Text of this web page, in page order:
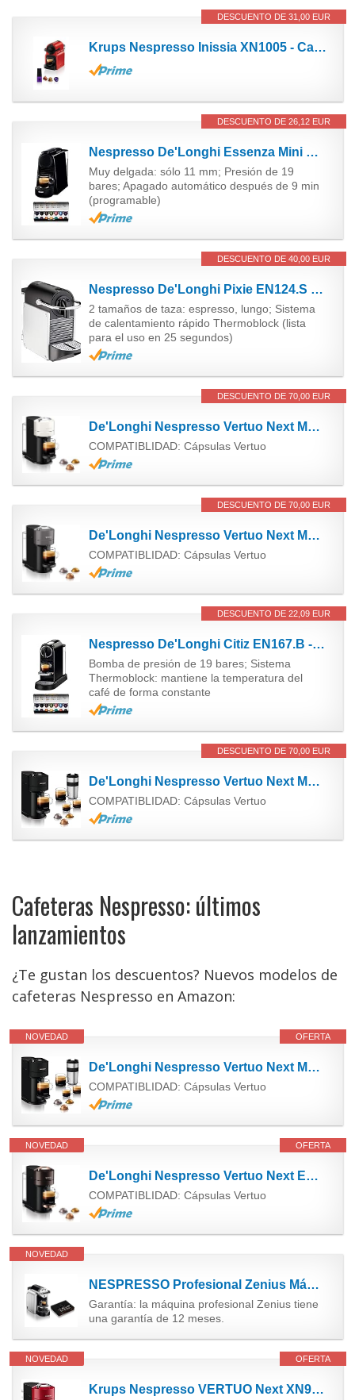
DESCUENTO DE 31,00 EUR
Krups Nespresso Inissia XN1005 - Cafetera monodosis de cápsulas Nespresso, 19 bares, apagado...
DESCUENTO DE 26,12 EUR
Nespresso De'Longhi Essenza Mini EN85.B - Cafetera monodosis de cápsulas Nespresso, compacta, 19...
Muy delgada: sólo 11 mm; Presión de 19
bares; Apagado automático después de 9 min
(programable)
DESCUENTO DE 40,00 EUR
Nespresso De'Longhi Pixie EN124.S Cafetera monodosis cápsulas, 19 Bares, depósito Agua 0.7 L,...
2 tamaños de taza: espresso, lungo; Sistema
de calentamiento rápido Thermoblock (lista
para el uso en 25 segundos)
DESCUENTO DE 70,00 EUR
De'Longhi Nespresso Vertuo Next Máquina de Café y Espresso con WIFI y Bluetooth, Cafetera...
COMPATIBLIDAD: Cápsulas Vertuo
DESCUENTO DE 70,00 EUR
De'Longhi Nespresso Vertuo Next Máquina de Café y Espresso con WIFI y Bluetooth, Cafetera...
COMPATIBLIDAD: Cápsulas Vertuo
DESCUENTO DE 22,09 EUR
Nespresso De'Longhi Citiz EN167.B - Cafetera monodosis de cápsulas Nespresso, compacta, 19 bares,...
Bomba de presión de 19 bares; Sistema
Thermoblock: mantiene la temperatura del
café de forma constante
DESCUENTO DE 70,00 EUR
De'Longhi Nespresso Vertuo Next Máquina de Café y Espresso con WIFI y Bluetooth, Cafetera...
COMPATIBLIDAD: Cápsulas Vertuo
Cafeteras Nespresso: últimos
lanzamientos
¿Te gustan los descuentos? Nuevos modelos de
cafeteras Nespresso en Amazon:
OFERTA
NOVEDAD
De'Longhi Nespresso Vertuo Next Máquina de Café y Espresso con WIFI y Bluetooth, Cafetera...
COMPATIBLIDAD: Cápsulas Vertuo
OFERTA
NOVEDAD
De'Longhi Nespresso Vertuo Next ENV120.BW, Máquina de Café y Espresso con WIFI y Bluetooth,...
COMPATIBLIDAD: Cápsulas Vertuo
NOVEDAD
NESPRESSO Profesional Zenius Máquina de café automática, incluye 50 cápsulas de café - Cafetera...
Garantía: la máquina profesional Zenius tiene
una garantía de 12 meses.
OFERTA
NOVEDAD
Krups Nespresso VERTUO Next XN9105 - Cafetera de cápsulas,máquina de café expreso de Krups,café...